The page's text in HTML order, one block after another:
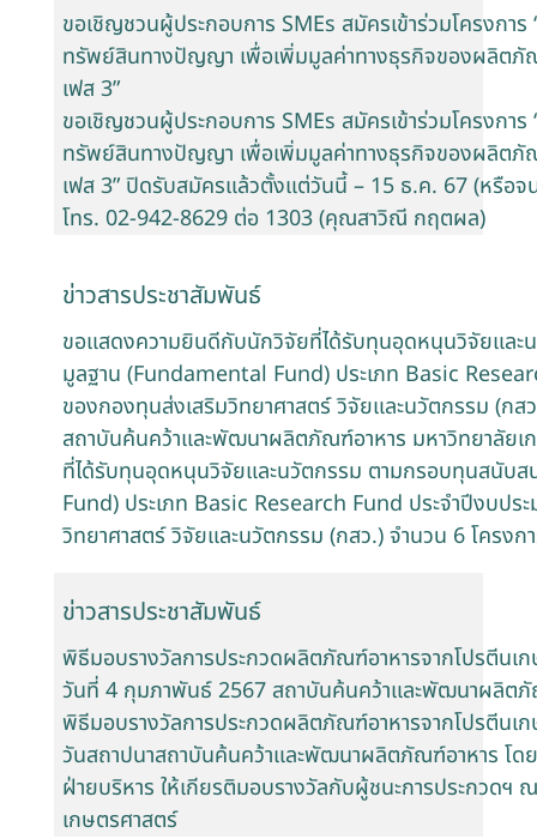
ขอเชิญชวนผู้ประกอบการ SMEs สมัครเข้าร่วมโครงกา
ทรัพย์สินทางปัญญา เพื่อเพิ่มมูลค่าทางธุรกิจของผลิตภั
เฟส 3”
ขอเชิญชวนผู้ประกอบการ SMEs สมัครเข้าร่วมโครงกา
ทรัพย์สินทางปัญญา เพื่อเพิ่มมูลค่าทางธุรกิจของผลิตภั
เฟส 3” ปิดรับสมัครแล้วตั้งแต่วันนี้ – 15 ธ.ค. 67 (หรือจ
โทร. 02-942-8629 ต่อ 1303 (คุณสาวิณี กฤตผล)
ข่าวสารประชาสัมพันธ์
ขอแสดงความยินดีกับนักวิจัยที่ได้รับทุนอุดหนุนวิจัยแล
มูลฐาน (Fundamental Fund) ประเภท Basic
ของกองทุนส่งเสริมวิทยาศาสตร์ วิจัยและนวัตกรรม (กส
สถาบันค้นคว้าและพัฒนาผลิตภัณฑ์อาหาร มหาวิทยาลัย
ที่ได้รับทุนอุดหนุนวิจัยและนวัตกรรม ตามกรอบทุนสนับ
Fund) ประเภท Basic Research Fund ประจำปีงบป
วิทยาศาสตร์ วิจัยและนวัตกรรม (กสว.) จำนวน 6 โครงก
ข่าวสารประชาสัมพันธ์
พิธีมอบรางวัลการประกวดผลิตภัณฑ์อาหารจากโปรตีนเ
วันที่ 4 กุมภาพันธ์ 2567 สถาบันค้นคว้าและพัฒนาผลิตภั
พิธีมอบรางวัลการประกวดผลิตภัณฑ์อาหารจากโปรตีนเ
วันสถาปนาสถาบันค้นคว้าและพัฒนาผลิตภัณฑ์อาหาร โด
ฝ่ายบริหาร ให้เกียรติมอบรางวัลกับผู้ชนะการประกวด
เกษตรศาสตร์